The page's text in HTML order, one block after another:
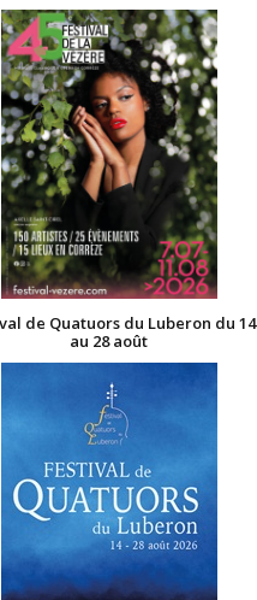
de Quatuors du Luberon du 14
au 28 août